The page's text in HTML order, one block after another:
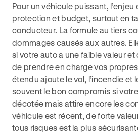
Pour un véhicule puissant, l’enjeu
protection et budget, surtout en
conducteur. La formule au tiers
dommages causés aux autres.
si votre auto a une faible valeur
de prendre en charge vos
étendu ajoute le vol, l’incendie et
souvent le bon compromis si
décotée mais attire encore les
véhicule est récent, de forte
tous risques est la plus